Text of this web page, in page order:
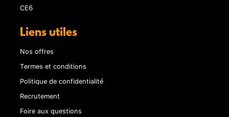
CE6
Liens utiles
Nos offres
Termes et conditions
Politique de confidentialité
Recrutement
Foire aux questions